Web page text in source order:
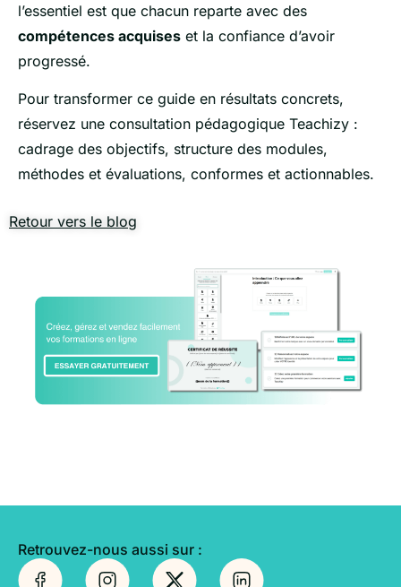
l’essentiel est que chacun reparte avec des
compétences acquises et la confiance d’avoir
progressé.
Pour transformer ce guide en résultats concrets,
réservez une consultation pédagogique Teachizy :
cadrage des objectifs, structure des modules,
méthodes et évaluations, conformes et actionnables.
Retour vers le blog
Retrouvez-nous aussi sur :